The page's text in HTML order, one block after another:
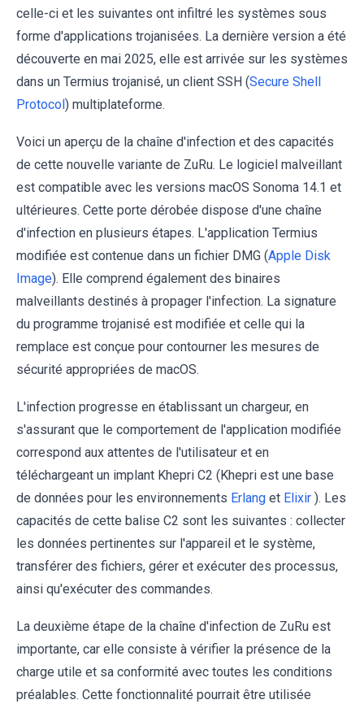
celle-ci et les suivantes ont infiltré les systèmes sous
forme d'applications trojanisées. La dernière version a été
découverte en mai 2025, elle est arrivée sur les systèmes
dans un Termius trojanisé, un client SSH (Secure Shell
Protocol ) multiplateforme.
Voici un aperçu de la chaîne d'infection et des capacités
de cette nouvelle variante de ZuRu. Le logiciel malveillant
est compatible avec les versions macOS Sonoma 14.1 et
ultérieures. Cette porte dérobée dispose d'une chaîne
d'infection en plusieurs étapes. L'application Termius
modifiée est contenue dans un fichier DMG (Apple Disk
Image). Elle comprend également des binaires
malveillants destinés à propager l'infection. La signature
du programme trojanisé est modifiée et celle qui la
remplace est conçue pour contourner les mesures de
sécurité appropriées de macOS.
L'infection progresse en établissant un chargeur, en
s'assurant que le comportement de l'application modifiée
correspond aux attentes de l'utilisateur et en
téléchargeant un implant Khepri C2 (Khepri est une base
de données pour les environnements Erlang et Elixir ). Les
capacités de cette balise C2 sont les suivantes : collecter
les données pertinentes sur l'appareil et le système,
transférer des fichiers, gérer et exécuter des processus,
ainsi qu'exécuter des commandes.
La deuxième étape de la chaîne d'infection de ZuRu est
importante, car elle consiste à vérifier la présence de la
charge utile et sa conformité avec toutes les conditions
préalables. Cette fonctionnalité pourrait être utilisée